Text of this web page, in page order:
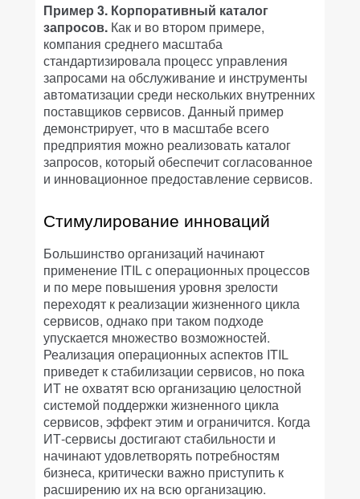
Пример 3. Корпоративный каталог
запросов. Как и во втором примере,
компания среднего масштаба
стандартизировала процесс управления
запросами на обслуживание и инструменты
автоматизации среди нескольких внутренних
поставщиков сервисов. Данный пример
демонстрирует, что в масштабе всего
предприятия можно реализовать каталог
запросов, который обеспечит согласованное
и инновационное предоставление сервисов.
Стимулирование инноваций
Большинство организаций начинают
применение ITIL с операционных процессов
и по мере повышения уровня зрелости
переходят к реализации жизненного цикла
сервисов, однако при таком подходе
упускается множество возможностей.
Реализация операционных аспектов ITIL
приведет к стабилизации сервисов, но пока
ИТ не охватят всю организацию целостной
системой поддержки жизненного цикла
сервисов, эффект этим и ограничится. Когда
ИТ-сервисы достигают стабильности и
начинают удовлетворять потребностям
бизнеса, критически важно приступить к
расширению их на всю организацию.